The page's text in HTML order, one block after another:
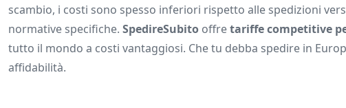
scambio, i costi sono spesso inferiori rispetto alle spedizioni
normative specifiche. SpedireSubito offretariffe competitive
tutto il mondo a costi vantaggiosi. Che tu debba spedire in
affidabilità.